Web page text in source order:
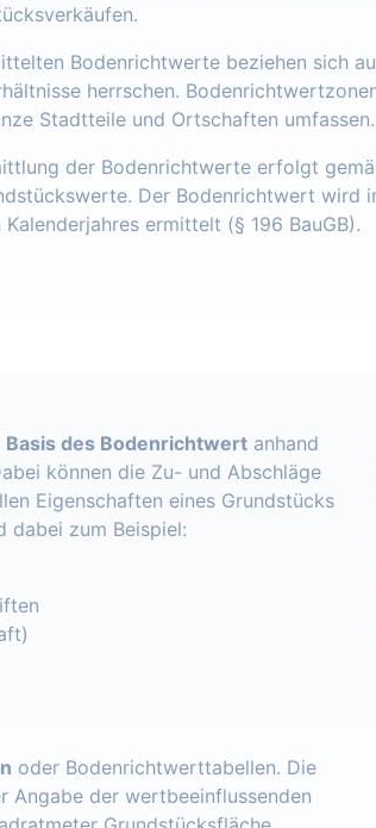
Bodenrichtwerte beziehen sich
herrschen.
Stadtteile und Ortschaften umfassen.
der Bodenrichtwerte erfolgt
Der Bodenrichtwert wird
ermittelt (§ 196 BauGB).
Basis des Bodenrichtwert anhand
können die Zu- und Abschläge
Eigenschaften eines Grundstücks
dabei zum Beispiel:
oder Bodenrichtwerttabellen. Die
Angabe der wertbeeinflussenden